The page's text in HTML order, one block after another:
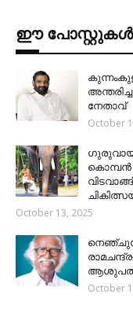
ഈ പോസ്റ്റുകൾ
നേതാവ്
October
കൊമ്പൻ
October 13, 2025
October